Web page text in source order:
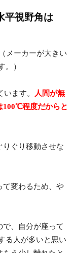
平視野角は
メーカーが大きい
。）
います。
人間が無
100℃程度だからと
りぐり移動させな
て変わるため、や
、自分が座って
る人が多いと思い